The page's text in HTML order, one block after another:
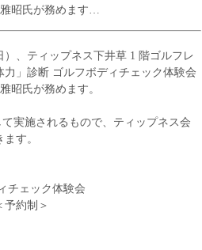
昭氏が務めます…
、ティップネス下井草 1 階ゴルフレ
」診断 ゴルフボディチェック体験会
昭氏が務めます。
実施されるもので、ティップネス会
す。
チェック体験会
予約制＞